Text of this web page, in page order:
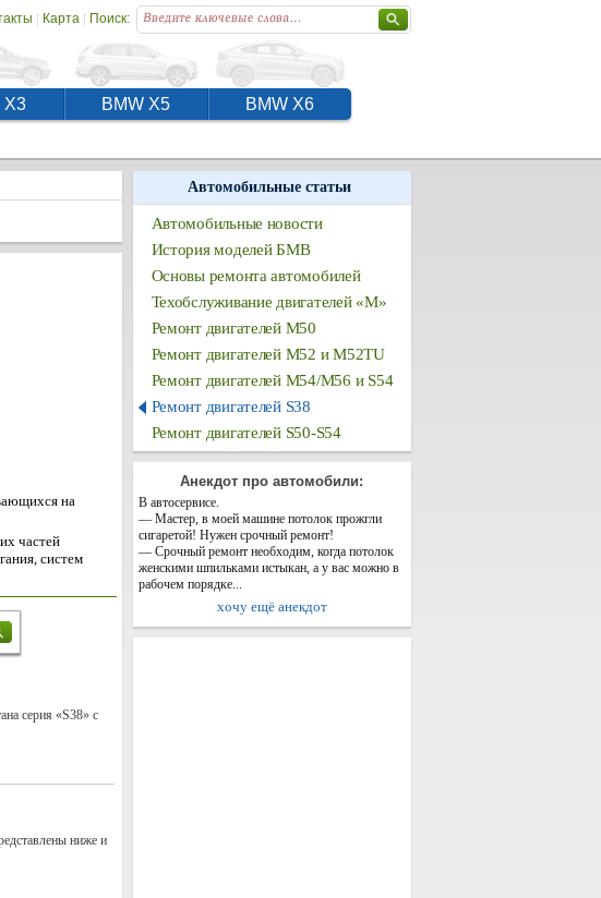
| Карта| Поиск:
X3 BMW X5 BMW X6
на
частей
систем
серия «S38» с
ниже и
Автомобильные статьи
Автомобильные новости
История моделей БМВ
Основы ремонта автомобилей
Техобслуживание двигателей «M»
Ремонт двигателей М50
Ремонт двигателей М52 и М52TU
Ремонт двигателей М54/М56 и S54
Ремонт двигателей S38
Ремонт двигателей S50-S54
Анекдот про автомобили:
В автосервисе.
— Мастер, в моей машине потолок прожгли
сигаретой! Нужен срочный ремонт!
— Срочный ремонт необходим, когда потолок
женскими шпильками истыкан, а у вас можно в
рабочем порядке...
хочу ещё анекдот